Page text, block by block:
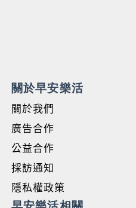
關於早安樂活
關於我們
廣告合作
公益合作
採訪通知
隱私權政策